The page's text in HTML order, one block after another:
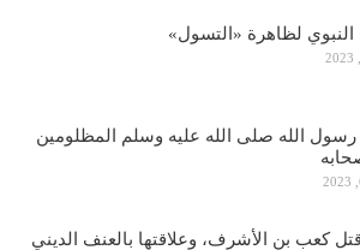
النبوي لظاهرة «التسول»
الله صلى الله عليه وسلم المظلومين
كعب بن الأشرف، وعلاقتها بالعنف الديني